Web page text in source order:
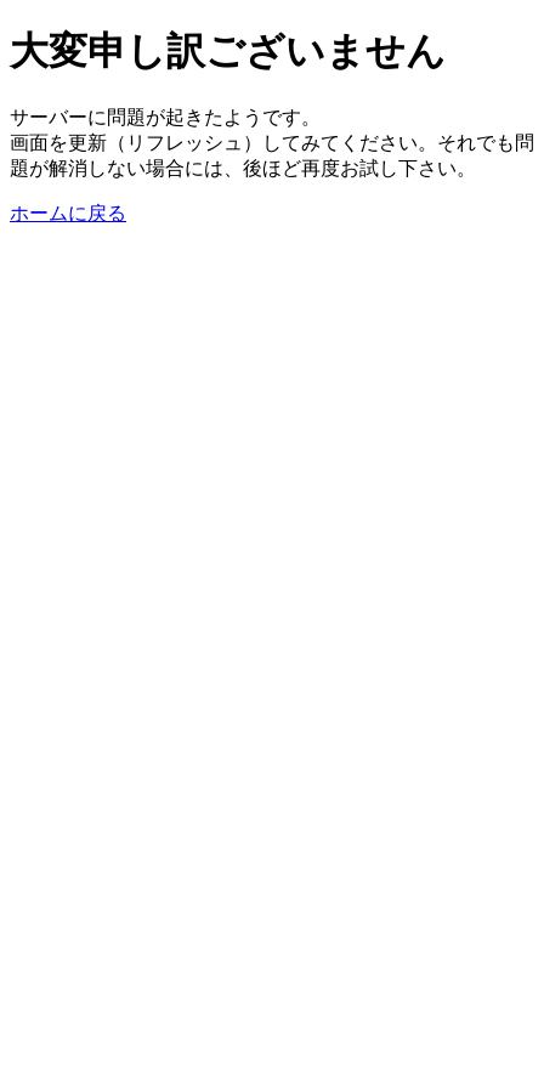
大変申し訳ございません
サーバーに問題が起きたようです。
画面を更新（リフレッシュ）してみてください。それでも問
題が解消しない場合には、後ほど再度お試し下さい。
ホームに戻る